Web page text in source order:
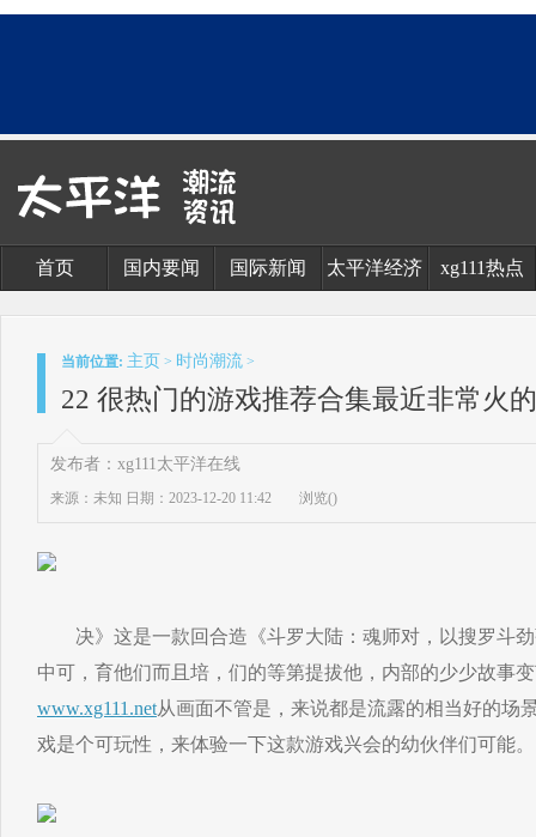
首页 国内要闻 国际新闻 太平洋经济 xg111热点
当前位置: 主页 > 时尚潮流 >
22 很热门的游戏推荐合集最近非常火
发布者：xg111太平洋在线
来源：未知 日期：2023-12-20 11:42 浏览()
决》这是一款回合造《斗罗大陆：魂师对，以搜罗斗劲
中可，育他们而且培，们的等第提拔他，内部的少少故事
www.xg111.net从画面不管是，来说都是流露的相当好的场
戏是个可玩性，来体验一下这款游戏兴会的幼伙伴们可能。